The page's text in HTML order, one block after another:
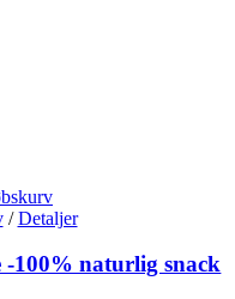
/ Detaljer
-100% naturlig snack